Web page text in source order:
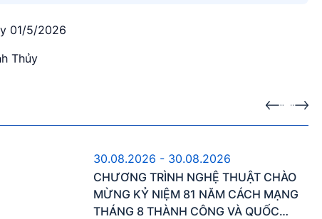
01/5/2026
Thủy
ra Sự kiện sắp diễn ra
30.08.2026 - 30.08.2026
CHƯƠNG TRÌNH NGHỆ THUẬT CHÀO
MỪNG KỶ NIỆM 81 NĂM CÁCH MẠNG
THÁNG 8 THÀNH CÔNG VÀ QUỐC